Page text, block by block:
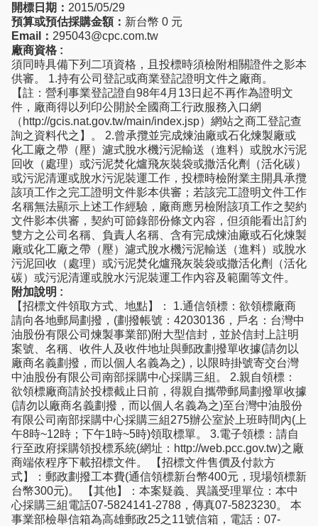
開標日期： 2015/05/29
預算或預估採購金額： 新台幣 0 元
Email： 295043@cpc.com.tw
廠商資格 :
須同時具備下列二項資格，且投標時須檢附相關證件之影本
供審。 1.持有公司登記或商業登記證明文件之廠商。
【註：營利事業登記證自98年4月13日起不再作為證明文
件，廠商得以列印公開於全國商工行政服務入口網
（http://gcis.nat.gov.tw/main/index.jsp）網站之商工登記查
詢之資料代之】。 2.曾承攬並完成煉油廠或石化煉製廠或
化工廠之帶（壓）濾式脫水機污泥輸送（進料）或脫水污泥
回收（處理）或污泥焚化爐飛灰裝袋或撒活化劑（活化碳）
或污泥清運或脫水污泥裝運工作，投標時檢附業主開具承攬
該項工作之完工證明文件影本供審；若該完工證明文件工作
名稱無法顯示上述工作經驗，廠商應另檢附該項工作之契約
文件影本供審，契約可節錄部份條文內容，但須能看出訂約
雙方之公司名稱、負責人名稱、含有完成煉油廠或石化煉製
廠或化工廠之帶（壓）濾式脫水機污泥輸送（進料）或脫水
污泥回收（處理）或污泥焚化爐飛灰裝袋或撒活化劑（活化
碳）或污泥清運或脫水污泥裝運工作內容及範圍等文件。
附加說明 :
【招標文件領取方式、地點】： 1.通信領標：欲領標廠商
請向各地郵局劃撥，(劃撥帳號：42030136，戶名：台灣中
油股份有限公司煉製事業部)附大型信封，並於信封上註明
案號、名稱、收件人及收件地址與郵政劃撥單收據(請勿以
廠商名義劃撥，而以個人名義為之)，以限時掛號寄交台灣
中油股份有限公司南部採購中心採購三組。 2.親自領標：
欲領標廠商請於投標截止日前，得親自攜帶郵局劃撥單收據
(請勿以廠商名義劃撥，而以個人名義為之)至台灣中油股份
有限公司南部採購中心採購三組275辦公室於上班時間內(上
午8時~12時；下午1時~5時)領取標單。 3.電子領標：請自
行至政府採購領投標系統(網址：http://web.pcc.gov.tw)之廠
商端依程序下載招標文件。 【招標文件售價及付款方
式】：郵政劃撥工本費(通信領標新台幣400元，現場領標新
台幣300元)。 【其他】：本案疑義、異議受理單位：本中
心採購三組電話07-5824141-2788，傳真07-5823230。 本
事業部檢舉信箱為高雄郵政25之11號信箱，電話：07-